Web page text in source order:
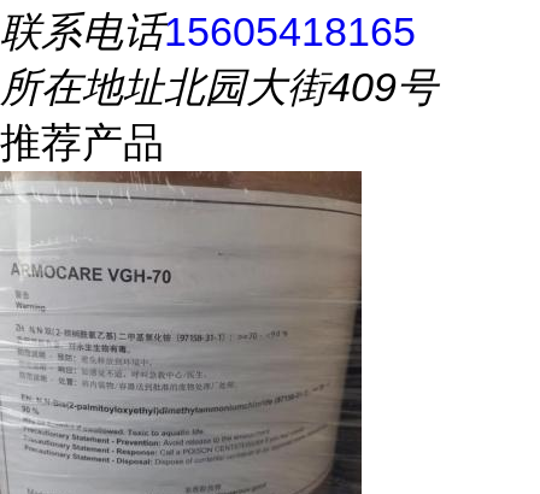
联系电话15605418165
所在地址北园大街409号
推荐产品